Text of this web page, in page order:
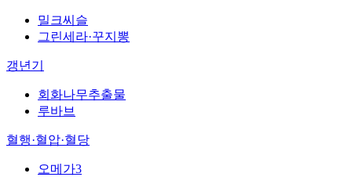
밀크씨슬
그린세라·꾸지뽕
갱년기
회화나무추출물
루바브
혈행·혈압·혈당
오메가3